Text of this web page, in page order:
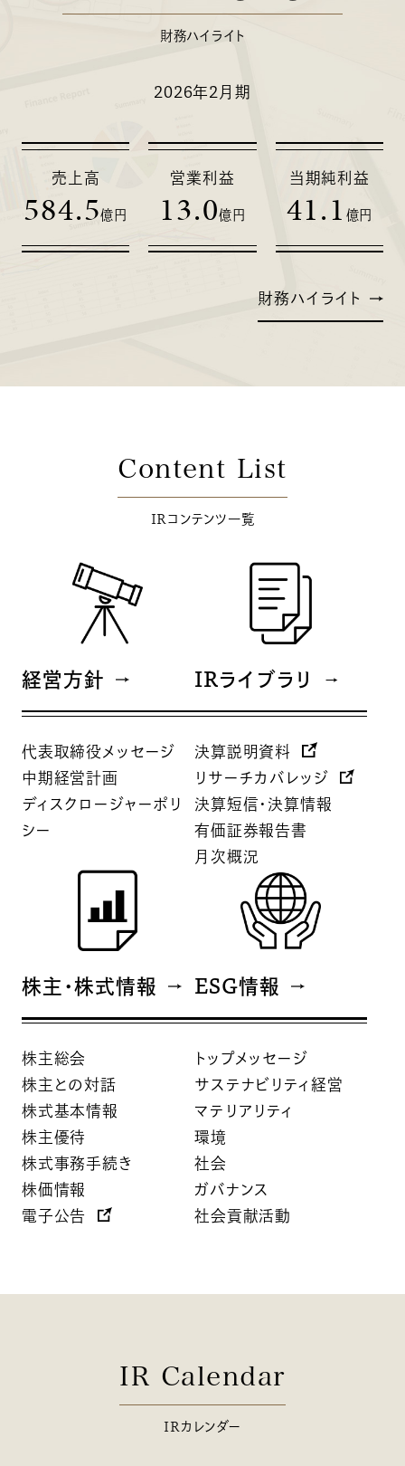
財務ハイライト
2026年2月期
売上高
584.5億円
営業利益
13.0億円
当期純利益
41.1 億円
財務ハイライト
Content List
IRコンテンツ一覧
経営方針
代表取締役メッセージ
中期経営計画
ディスクロージャーポリ
シー
IRライブラリ
決算説明資料
リサーチカバレッジ
決算短信・決算情報
有価証券報告書
月次概況
株主・株式情報
株主総会
株主との対話
株式基本情報
株主優待
株式事務手続き
株価情報
電子公告
ESG情報
トップメッセージ
サステナビリティ経営
マテリアリティ
環境
社会
ガバナンス
社会貢献活動
IR Calendar
IRカレンダー